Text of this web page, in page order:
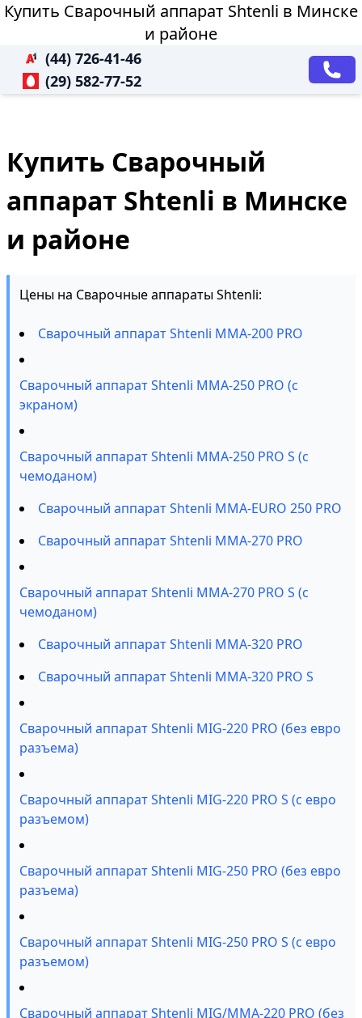
Купить Сварочный аппарат Shtenli в Минске
и районе
(44) 726-41-46
(29) 582-77-52
Купить Сварочный
аппарат Shtenli в Минске
и районе
Цены на Сварочные аппараты Shtenli:
Сварочный аппарат Shtenli MMA-200 PRO
Сварочный аппарат Shtenli MMA-250 PRO (с
экраном)
Сварочный аппарат Shtenli MMA-250 PRO S (с
чемоданом)
Сварочный аппарат Shtenli MMA-EURO 250 PRO
Сварочный аппарат Shtenli MMA-270 PRO
Сварочный аппарат Shtenli MMA-270 PRO S (с
чемоданом)
Сварочный аппарат Shtenli MMA-320 PRO
Сварочный аппарат Shtenli MMA-320 PRO S
Сварочный аппарат Shtenli MIG-220 PRO (без евро
разъема)
Сварочный аппарат Shtenli MIG-220 PRO S (с евро
разъемом)
Сварочный аппарат Shtenli MIG-250 PRO (без евро
разъема)
Сварочный аппарат Shtenli MIG-250 PRO S (с евро
разъемом)
Сварочный аппарат Shtenli MIG/MMA-220 PRO (без